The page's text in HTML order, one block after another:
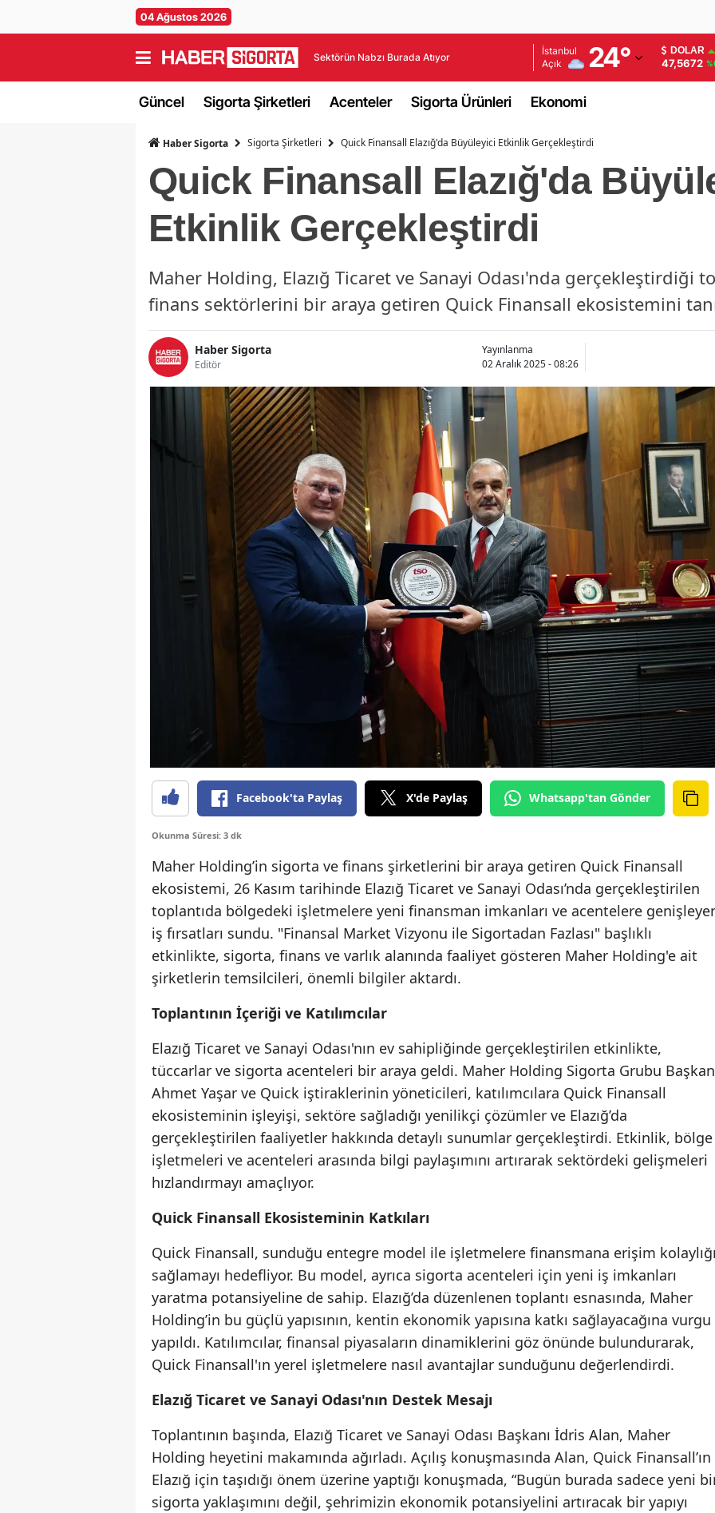
04 Ağustos 2026
Sektörün Nabzı Burada Atıyor
İstanbul
Açık
24°
Adana
Adıyaman
Afyonkarahisar
Ağrı
Amasya
Artvin
Aydın
Balıkesir
Bilecik
Bingöl
Bitlis
Bolu
Çanakkale
Çankırı
Çorum
Denizli
Diyarbakır
Edirne
Elazığ
Erzincan
Eskişehir
Gaziantep
Giresun
Gümüşhane
Isparta
Mersin
İstanbul
İzmir
Kayseri
Kırklareli
Kırşehir
Kocaeli
Malatya
Manisa
DOLAR
47,5672
Güncel Sigorta Şirketleri Acenteler Sigorta Ürünleri Ekonomi
Haber Sigorta Sigorta Şirketleri Quick Finansall Elazığ'da Büyüleyici Etkinlik Gerçekleştirdi
Quick Finansall Elazığ'da
Etkinlik Gerçekleştirdi
Maher Holding, Elazığ Ticaret ve Sanayi Odası'nda gerçekleştirdiği
finans sektörlerini bir araya getiren Quick Finansall ekosistemini
Haber Sigorta
Editör
Yayınlanma
02 Aralık 2025 - 08:26
Facebook'ta Paylaş X'de Paylaş Whatsapp'tan Gönder
Okunma Süresi: 3 dk
Maher Holding’in sigorta ve finans şirketlerini bir araya getiren Quick Finansall
ekosistemi, 26 Kasım tarihinde Elazığ Ticaret ve Sanayi Odası’nda gerçekleştirilen
toplantıda bölgedeki işletmelere yeni finansman imkanları ve acentelere
iş fırsatları sundu. "Finansal Market Vizyonu ile Sigortadan Fazlası" başlıklı
etkinlikte, sigorta, finans ve varlık alanında faaliyet gösteren Maher Holding'e ait
şirketlerin temsilcileri, önemli bilgiler aktardı.
Toplantının İçeriği ve Katılımcılar
Elazığ Ticaret ve Sanayi Odası'nın ev sahipliğinde gerçekleştirilen etkinlikte,
tüccarlar ve sigorta acenteleri bir araya geldi. Maher Holding Sigorta Grubu
Ahmet Yaşar ve Quick iştiraklerinin yöneticileri, katılımcılara Quick Finansall
ekosisteminin işleyişi, sektöre sağladığı yenilikçi çözümler ve Elazığ’da
gerçekleştirilen faaliyetler hakkında detaylı sunumlar gerçekleştirdi. Etkinlik, bölge
işletmeleri ve acenteleri arasında bilgi paylaşımını artırarak sektördeki gelişmeleri
hızlandırmayı amaçlıyor.
Quick Finansall Ekosisteminin Katkıları
Quick Finansall, sunduğu entegre model ile işletmelere finansmana erişim
sağlamayı hedefliyor. Bu model, ayrıca sigorta acenteleri için yeni iş imkanları
yaratma potansiyeline de sahip. Elazığ’da düzenlenen toplantı esnasında, Maher
Holding’in bu güçlü yapısının, kentin ekonomik yapısına katkı sağlayacağına vurgu
yapıldı. Katılımcılar, finansal piyasaların dinamiklerini göz önünde bulundurarak,
Quick Finansall'ın yerel işletmelere nasıl avantajlar sunduğunu değerlendirdi.
Elazığ Ticaret ve Sanayi Odası'nın Destek Mesajı
Toplantının başında, Elazığ Ticaret ve Sanayi Odası Başkanı İdris Alan, Maher
Holding heyetini makamında ağırladı. Açılış konuşmasında Alan, Quick Finansall’ın
Elazığ için taşıdığı önem üzerine yaptığı konuşmada, “Bugün burada sadece yeni
sigorta yaklaşımını değil, şehrimizin ekonomik potansiyelini artıracak bir yapıyı